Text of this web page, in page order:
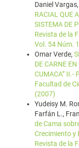
Daniel Vargas,
RACIAL QUE
SISTEMA DE
Revista de la
Vol. 54 Núm.
Omar Verde,
DE CARNE
CUMACA” II.-
Facultad de
(2007)
Yudeisy M.
Farfán L.,
de Cama
Crecimiento y
Revista de la